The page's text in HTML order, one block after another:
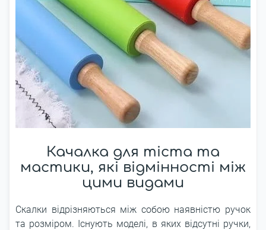
Качалка для тіста та
мастики, які відмінності між
цими видами
Скалки відрізняються між собою наявністю ручок
та розміром. Існують моделі, в яких відсутні ручки,